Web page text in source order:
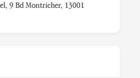
9 Bd Montricher, 13001